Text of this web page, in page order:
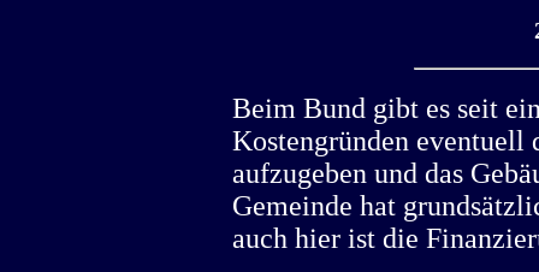
Beim Bund gibt es seit
Kostengründen eventuell
aufzugeben und das
Gemeinde hat
auch hier ist die